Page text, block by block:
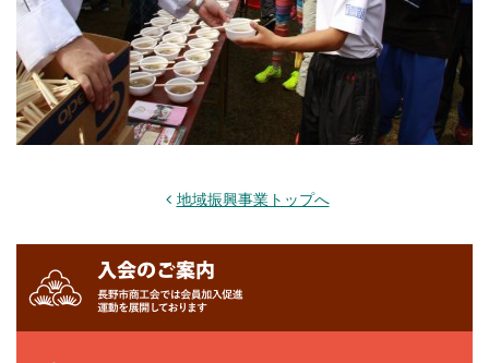
地域振興事業トップへ